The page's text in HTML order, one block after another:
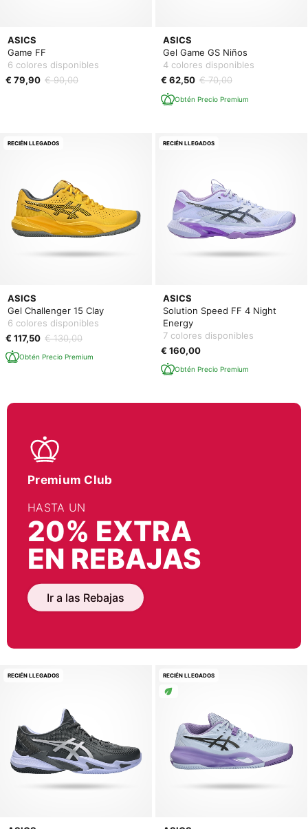
ASICS
Game FF
6 colores disponibles
€ 79,90 € 90,00
ASICS
Gel Game GS Niños
4 colores disponibles
€ 62,50 € 70,00
Obtén Precio Premium
ASICS
Gel Challenger 15 Clay
6 colores disponibles
€ 117,50 € 130,00
Obtén Precio Premium
RECIÉN LLEGADOS
ASICS
Solution Speed FF 4 Night
Energy
7 colores disponibles
€ 160,00
Obtén Precio Premium
RECIÉN LLEGADOS
Premium Club
HASTA UN
20% EXTRA
EN REBAJAS
Ir a las Rebajas
RECIÉN LLEGADOS RECIÉN LLEGADOS